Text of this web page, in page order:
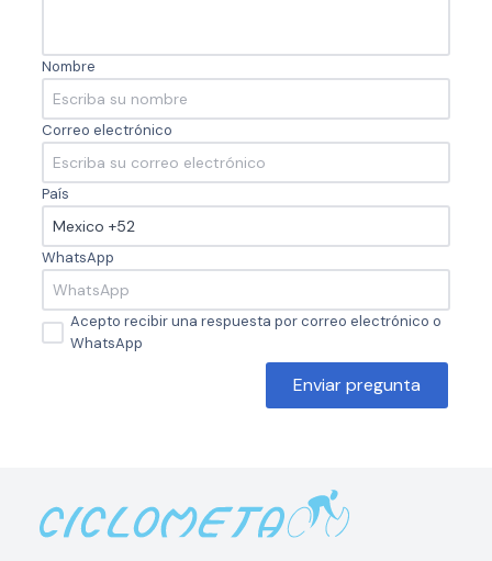
Nombre
Correo electrónico
País
WhatsApp
Acepto recibir una respuesta por correo electrónico o
WhatsApp
Enviar pregunta